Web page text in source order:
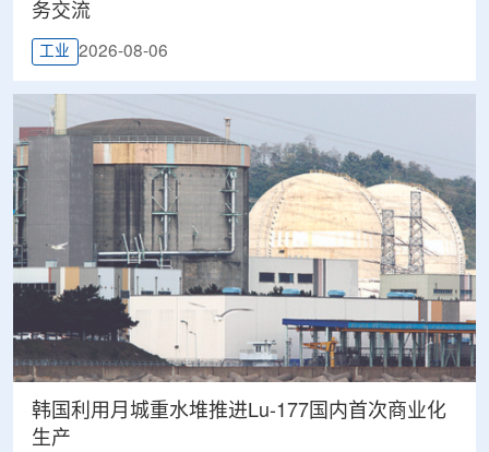
务交流
工业 2026-08-06
韩国利用月城重水堆推进Lu-177国内首次商业化
生产